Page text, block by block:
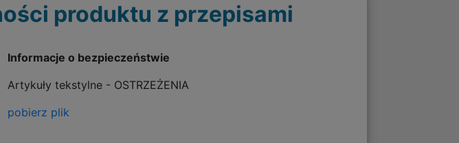
produktu z przepisami
Informacje o bezpieczeństwie
Artykuły tekstylne - OSTRZEŻENIA
pobierz plik